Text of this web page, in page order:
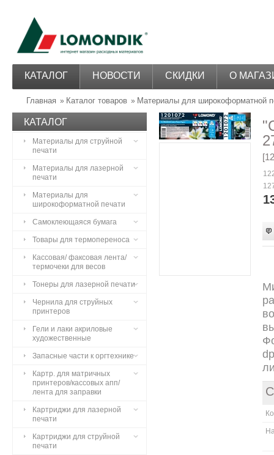
КАТАЛОГ НОВОСТИ СКИДКИ О
Главная » Каталог товаров » Материалы для широкоформатной
КАТАЛОГ
Материалы для струйной
печати
Материалы для лазерной
печати
Материалы для
широкоформатной печати
Самоклеющаяся бумага
Товары для термопереноса
Кассовая/ факсовая лента/
термочеки для весов
Тонеры для лазерной печати
Чернила для струйных
принтеров
Гели и лаки акриловые
художественные
Запасные части к оргтехнике
Картр. для матричных
принтеров/кассовых апп/
лента для заправки
Картриджи для лазерной
печати
Картриджи для струйной
печати